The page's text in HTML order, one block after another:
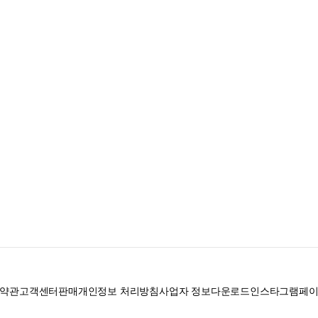
관고객센터판매개인정보 처리방침사업자 정보다운로드인스타그램페